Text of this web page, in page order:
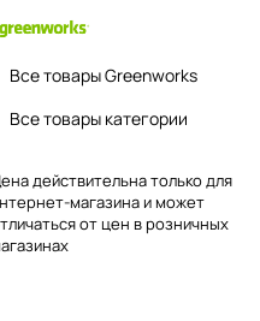
Все товары Greenworks
Все товары категории
действительна только для
магазина и может
от цен в розничных